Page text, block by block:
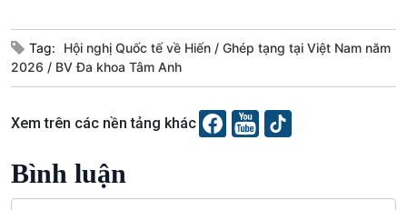
VOV1 đặc biệt
Tag: Hội nghị Quốc tế về Hiến
Ghép tạng tại Việt Nam năm
2026
BV Đa khoa Tâm Anh
Xem trên các nền tảng khác
Bình luận